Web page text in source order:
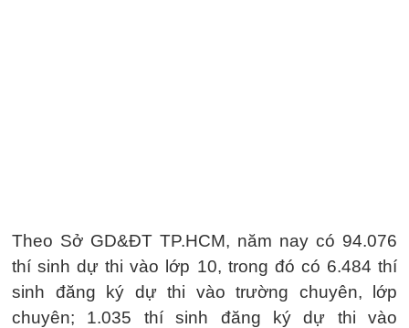
Theo Sở GD&ĐT TP.HCM, năm nay có 94.076
thí sinh dự thi vào lớp 10, trong đó có 6.484 thí
sinh đăng ký dự thi vào trường chuyên, lớp
chuyên; 1.035 thí sinh đăng ký dự thi vào